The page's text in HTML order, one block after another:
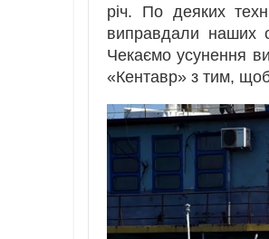
річ. По деяких
виправдали наших
Чекаємо усунення
«Кентавр» з тим,